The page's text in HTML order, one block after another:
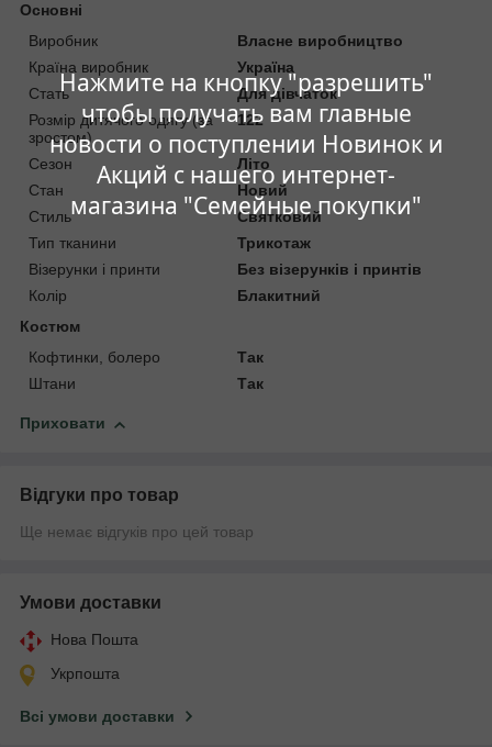
Нажмите на кнопку "разрешить"
чтобы получать вам главные
новости о поступлении Новинок и
Акций с нашего интернет-
магазина "Семейные покупки"
Основні
Виробник
Власне виробництво
Країна виробник
Україна
Стать
Для дівчаток
Розмір дитячого одягу (за
зростом)
122
Сезон
Літо
Стан
Новий
Стиль
Святковий
Тип тканини
Трикотаж
Візерунки і принти
Без візерунків і принтів
Колір
Блакитний
Костюм
Кофтинки, болеро
Так
Штани
Так
Приховати
Відгуки про товар
Ще немає відгуків про цей товар
Умови доставки
Нова Пошта
Укрпошта
Всі умови доставки